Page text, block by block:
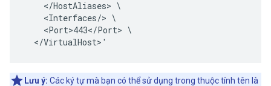
    </HostAliases> \
    <Interfaces/> \
    <Port>443</Port> \
  </VirtualHost>'
Lưu ý: Các ký tự mà bạn có thể sử dụng trong thuộc tính tên là